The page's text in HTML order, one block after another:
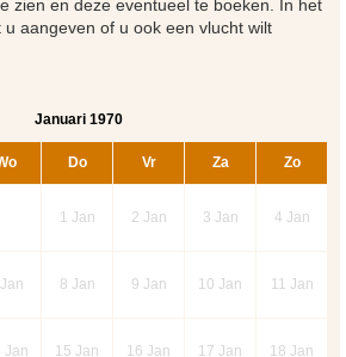
zien en deze eventueel te boeken. In het
aangeven of u ook een vlucht wilt
Januari 1970
Do Vr Za Zo
1 Jan 2 Jan 3 Jan 4 Jan
Jan 8 Jan 9 Jan 10 Jan 11 Jan
Jan 15 Jan 16 Jan 17 Jan 18 Jan